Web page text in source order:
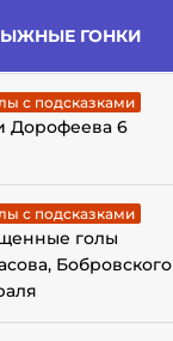
ГОНКИ
с подсказками
Дорофеева 6
с подсказками
голы
Бобровского